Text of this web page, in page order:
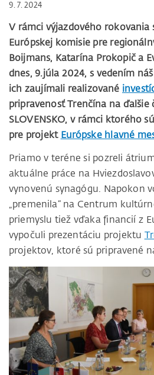
9. 7. 2024
V rámci výjazdového rokovania
Európskej komisie pre
Boijmans, Katarína Prokopič a
dnes, 9.júla 2024, s vedením
ich zaujímali realizované
pripravenosť Trenčína na ďalšie
SLOVENSKO, v rámci ktorého
pre projekt Európske hlavné
Priamo v teréne si pozreli
aktuálne práce na
vynovenú synagógu. Napokon
„premenila“ na Centrum
priemyslu tiež vďaka financií z
vypočuli prezentáciu projektu
projektov, ktoré sú pripravené